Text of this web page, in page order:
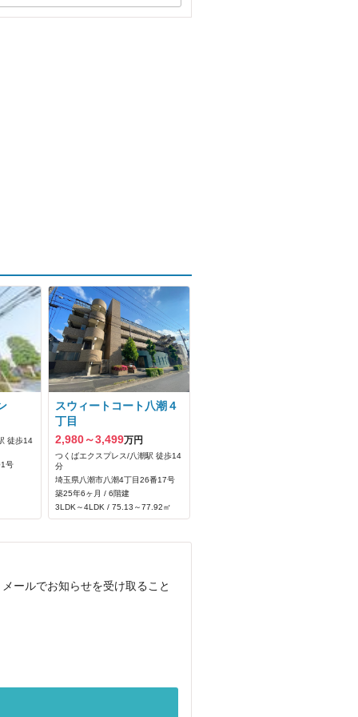
徒歩14
号
スウィートコート八潮４
丁目
2,980～3,499万円
つくばエクスプレス/八潮駅 徒歩14
分
埼玉県八潮市八潮4丁目26番17号
築25年6ヶ月 / 6階建
3LDK～4LDK / 75.13～77.92㎡
ールでお知らせを受け取ること